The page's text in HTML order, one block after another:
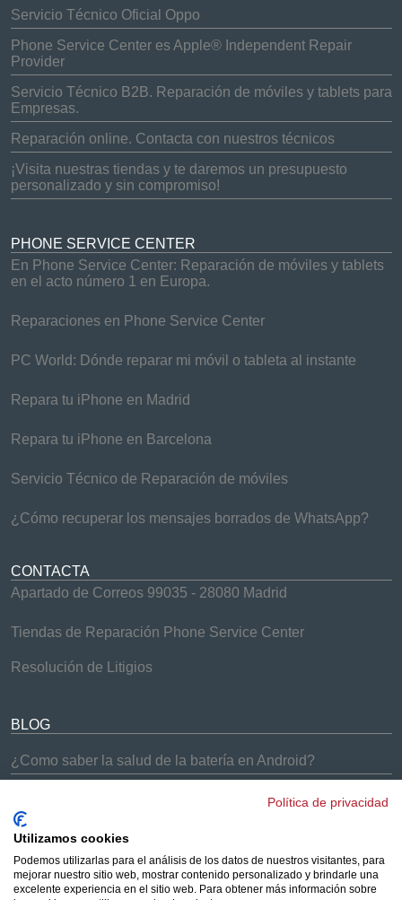
Servicio Técnico Oficial Oppo
Phone Service Center es Apple® Independent Repair
Provider
Servicio Técnico B2B. Reparación de móviles y tablets para
Empresas.
Reparación online. Contacta con nuestros técnicos
¡Visita nuestras tiendas y te daremos un presupuesto
personalizado y sin compromiso!
PHONE SERVICE CENTER
En Phone Service Center: Reparación de móviles y tablets
en el acto número 1 en Europa.
Reparaciones en Phone Service Center
PC World: Dónde reparar mi móvil o tableta al instante
Repara tu iPhone en Madrid
Repara tu iPhone en Barcelona
Servicio Técnico de Reparación de móviles
¿Cómo recuperar los mensajes borrados de WhatsApp?
CONTACTA
Apartado de Correos 99035 - 28080 Madrid
Tiendas de Reparación Phone Service Center
Resolución de Litigios
BLOG
¿Como saber la salud de la batería en Android?
Cómo arreglar los problemas de batería del iPhone 7
¿Los AirPods no se conectan a tus dispositivos?
Solucionado
Política de privacidad
Utilizamos cookies
Podemos utilizarlas para el análisis de los datos de nuestros visitantes, para
mejorar nuestro sitio web, mostrar contenido personalizado y brindarle una
excelente experiencia en el sitio web. Para obtener más información sobre